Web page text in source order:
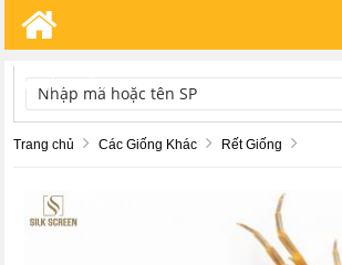
TÌM KIẾM
Trang chủ Các Giống Khác Rết Giống